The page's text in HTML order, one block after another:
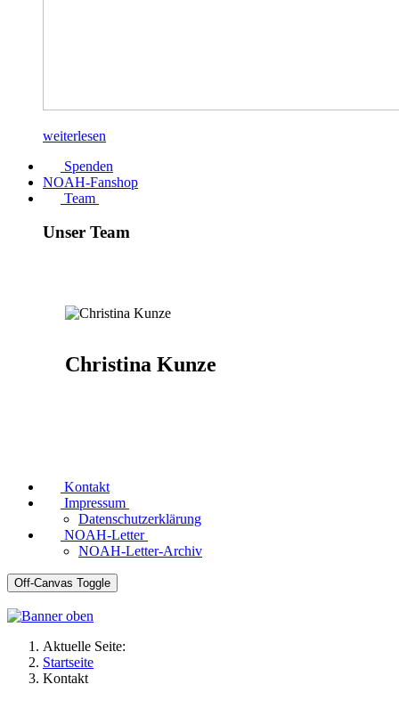
weiterlesen
Spenden
NOAH-Fanshop
Team
Unser Team
Christina Kunze
Kontakt
Impressum
Datenschutzerklärung
NOAH-Letter
NOAH-Letter-Archiv
Off-Canvas Toggle
Aktuelle Seite:
Startseite
Kontakt